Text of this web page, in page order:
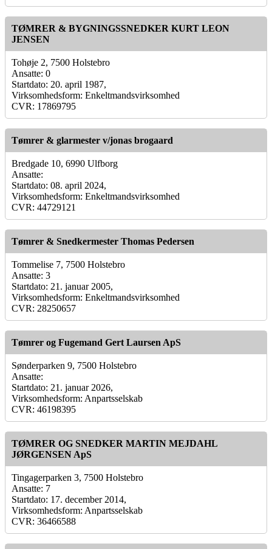
TØMRER & BYGNINGSSNEDKER KURT LEON
JENSEN
Tohøje 2, 7500 Holstebro
Ansatte: 0
Startdato: 20. april 1987,
Virksomhedsform: Enkeltmandsvirksomhed
CVR: 17869795
Tømrer & glarmester v/jonas brogaard
Bredgade 10, 6990 Ulfborg
Ansatte:
Startdato: 08. april 2024,
Virksomhedsform: Enkeltmandsvirksomhed
CVR: 44729121
Tømrer & Snedkermester Thomas Pedersen
Tommelise 7, 7500 Holstebro
Ansatte: 3
Startdato: 21. januar 2005,
Virksomhedsform: Enkeltmandsvirksomhed
CVR: 28250657
Tømrer og Fugemand Gert Laursen ApS
Sønderparken 9, 7500 Holstebro
Ansatte:
Startdato: 21. januar 2026,
Virksomhedsform: Anpartsselskab
CVR: 46198395
TØMRER OG SNEDKER MARTIN MEJDAHL
JØRGENSEN ApS
Tingagerparken 3, 7500 Holstebro
Ansatte: 7
Startdato: 17. december 2014,
Virksomhedsform: Anpartsselskab
CVR: 36466588